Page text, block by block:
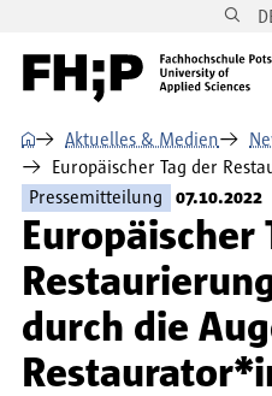
Direkt zur Hauptnavigation
⌂ Aktuelles & Medien
Europäischer Tag der
Pressemitteilung
07.10.2022
Europäischer
durch die